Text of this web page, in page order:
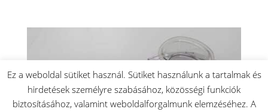
Ez a weboldal sütiket használ. Sütiket használunk a tartalmak és
hirdetések személyre szabásához, közösségi funkciók
biztosításához, valamint weboldalforgalmunk elemzéséhez. A